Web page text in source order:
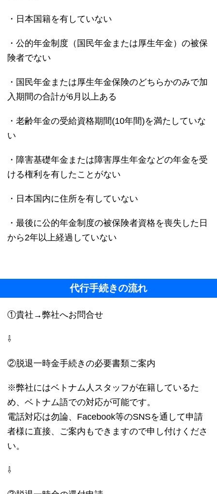
・日本国籍を有していない
・公的年金制度（国民年金または厚生年金）の被保
険者でない
・国民年金または厚生年金保険のどちらかのみで加
入期間の合計が6月以上ある
・老齢年金の受給資格期間(10年間)を満たしていな
い
・障害基礎年金または障害厚生年金などの年金を受
ける権利を有したことがない
・日本国内に住所を有していない
・最後に公的年金制度の被保険者資格を喪失した日
から2年以上経過していない
代行手続きの流れ
①貴社→弊社へお問合せ
⇩
②脱退一時金手続きの必要書類ご案内
※弊社にはベトナム人スタッフが在籍しているた
め、ベトナム語での対応が可能です。
電話対応は勿論、Facebook等のSNSを通して申請
者様に直接、ご案内もできますので申し付けくださ
い。
⇩